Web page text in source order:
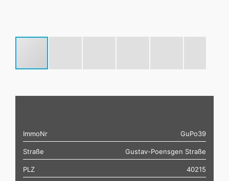
ImmoNr GuPo39
Straße Gustav-Poensgen Straße
PLZ 40215